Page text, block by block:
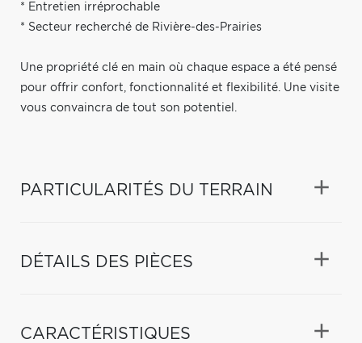
* Entretien irréprochable
* Secteur recherché de Rivière-des-Prairies
Une propriété clé en main où chaque espace a été pensé
pour offrir confort, fonctionnalité et flexibilité. Une visite
vous convaincra de tout son potentiel.
PARTICULARITÉS DU TERRAIN
DÉTAILS DES PIÈCES
CARACTÉRISTIQUES